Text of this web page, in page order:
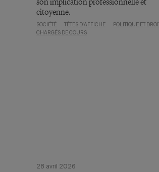
citoyenne.
SOCIÉTÉ TÊTES D'AFFICHE
POLITIQUE ET DROIT
CHARGÉS DE COURS
28 avril 2026